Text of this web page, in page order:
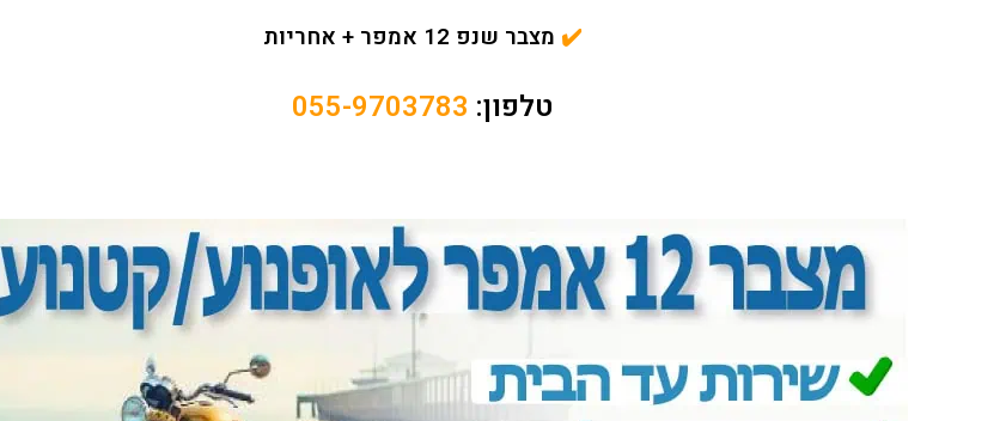
✔️ מצבר שנפ 12 אמפר + אחריות
טלפון: 055-9703783